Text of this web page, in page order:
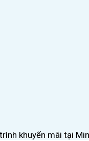
khuyến mãi tại